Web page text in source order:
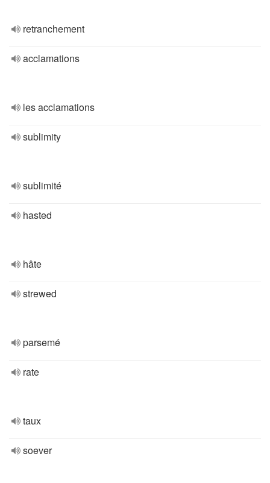
retranchement
acclamations
les acclamations
sublimity
sublimité
hasted
hâte
strewed
parsemé
rate
taux
soever